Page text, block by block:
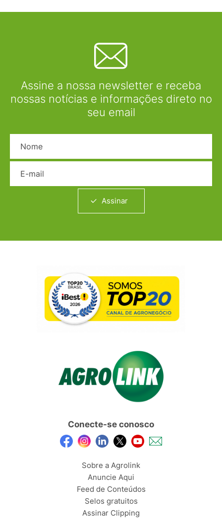
Assine a nossa newsletter e receba
nossas notícias e informações direto no
seu email
Assinar
Conecte-se conosco
Sobre a Agrolink
Anuncie Aqui
Feed de Conteúdos
Selos gratuitos
Assinar Clipping